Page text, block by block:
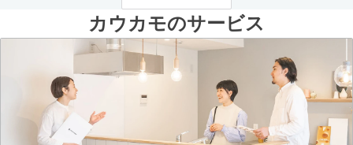
カウカモのサービス